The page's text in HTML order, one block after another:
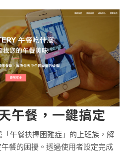
餐，一鍵搞定
午餐抉擇困難症」的上班族，解
餐的困擾。透過使用者設定完成